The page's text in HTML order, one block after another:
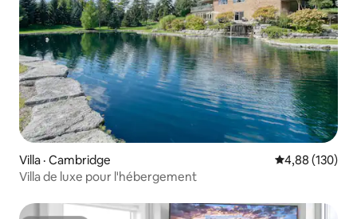
Villa · Cambridge Note
4,88 (130)
Villa de luxe pour l'hébergement